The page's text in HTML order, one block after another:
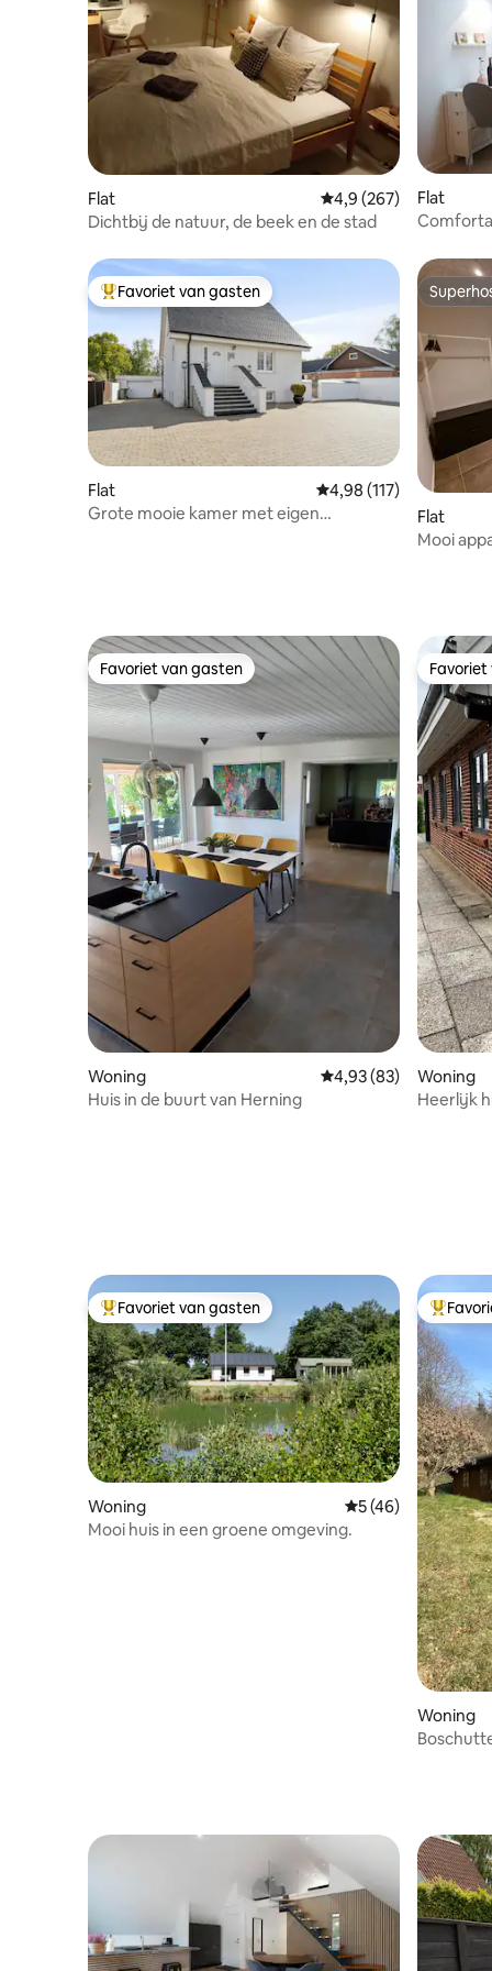
Flat Gemiddelde
4,9 (267)
Dichtbij de natuur, de beek en de stad
Flat
Topfavoriet van gasten
Favoriet van gasten
Flat Gemiddelde
4,98 (117)
Grote mooie kamer met eigen
Flat
Mooi
Favoriet van gasten
Favoriet van gasten
Woning Gemiddelde
4,93 (83)
Huis in de buurt van Herning
Woning
Heerlijk
Topfavoriet van gasten
Favoriet van gasten
Woning Gemiddelde
5 (46)
Mooi huis in een groene omgeving.
Woning